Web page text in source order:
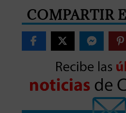
COMPARTIR